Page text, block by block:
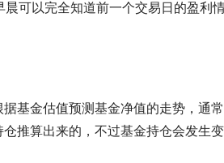
晨可以完全知道前一个交易日的盈利
基金估值预测基金净值的走势，通
推算出来的，不过基金持仓会发生变